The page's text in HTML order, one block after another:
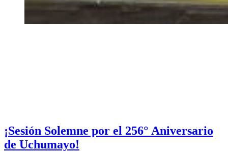
¡Sesión Solemne por el 256° Aniversario
de Uchumayo!